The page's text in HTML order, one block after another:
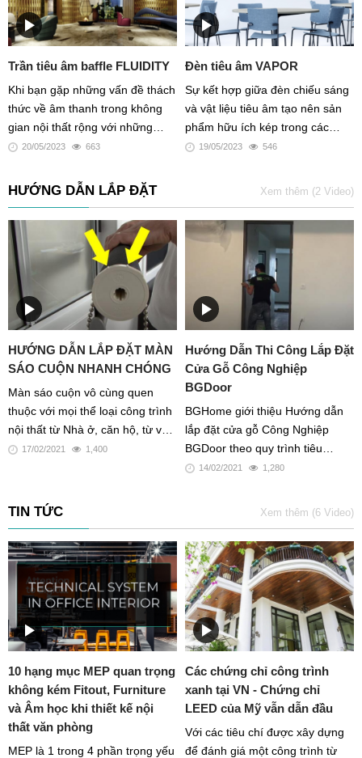
một loạt các sản phẩm tiêu
chuẩn và sản phẩm đặt riêng để
khơi dậy khả năng sáng tạo và
trí tưởng tượng vô tận của bạn -
trong cả không gian nhỏ và lớn
Trần tiêu âm baffle FLUIDITY
Khi bạn gặp những vấn đề thách
thức về âm thanh trong không
gian nội thất rộng với những
tiếng vang âm gây khó chịu, trần
mà bạn có thể hướng đến
20/05/2023 663
Đèn tiêu âm VAPOR
Sự kết hợp giữa đèn chiếu sáng
và vật liệu tiêu âm tạo nên sản
phẩm hữu ích kép trong các
không gian.
19/05/2023 546
HƯỚNG DẪN LẮP ĐẶT Xem thêm (2 Video)
HƯỚNG DẪN LẮP ĐẶT MÀN
SÁO CUỘN NHANH CHÓNG
Màn sáo cuộn vô cùng quen
thuộc với mọi thể loại công trình
nội thất từ Nhà ở, căn hộ, từ văn
phòng,đến khách sạn, từ
17/02/2021 1,400
Hướng Dẫn Thi Công Lắp Đặt
Cửa Gỗ Công Nghiệp
BGDoor
BGHome giới thiệu Hướng dẫn
lắp đặt cửa gỗ Công Nghiệp
BGDoor theo quy trình tiêu
chuẩn14/02/2021 1,280
TIN TỨC Xem thêm (6 Video)
10 hạng mục MEP quan trọng
không kém Fitout, Furniture
và Âm học khi thiết kế nội
thất văn phòng
MEP là 1 trong 4 phần trọng yếu
Các chứng chỉ công trình
xanh tại VN - Chứng chỉ
LEED của Mỹ vẫn dẫn đầu
Với các tiêu chí được xây dựng
để đánh giá một công trình từ